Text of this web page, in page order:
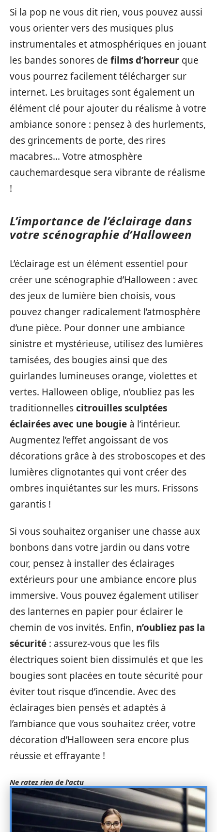
Si la pop ne vous dit rien, vous pouvez aussi
vous orienter vers des musiques plus
instrumentales et atmosphériques en jouant
les bandes sonores de films d’horreur que
vous pourrez facilement télécharger sur
internet. Les bruitages sont également un
élément clé pour ajouter du réalisme à votre
ambiance sonore : pensez à des hurlements,
des grincements de porte, des rires
macabres… Votre atmosphère
cauchemardesque sera vibrante de réalisme
!
L’importance de l’éclairage dans
votre scénographie d’Halloween
L’éclairage est un élément essentiel pour
créer une scénographie d’Halloween : avec
des jeux de lumière bien choisis, vous
pouvez changer radicalement l’atmosphère
d’une pièce. Pour donner une ambiance
sinistre et mystérieuse, utilisez des lumières
tamisées, des bougies ainsi que des
guirlandes lumineuses orange, violettes et
vertes. Halloween oblige, n’oubliez pas les
traditionnellescitrouilles sculptées
éclairées avec une bougie à l’intérieur.
Augmentez l’effet angoissant de vos
décorations grâce à des stroboscopes et des
lumières clignotantes qui vont créer des
ombres inquiétantes sur les murs. Frissons
garantis !
Si vous souhaitez organiser une chasse aux
bonbons dans votre jardin ou dans votre
cour, pensez à installer des éclairages
extérieurs pour une ambiance encore plus
immersive. Vous pouvez également utiliser
des lanternes en papier pour éclairer le
chemin de vos invités. Enfin, n’oubliez pas la
sécurité : assurez-vous que les fils
électriques soient bien dissimulés et que les
bougies sont placées en toute sécurité pour
éviter tout risque d’incendie. Avec des
éclairages bien pensés et adaptés à
l’ambiance que vous souhaitez créer, votre
décoration d’Halloween sera encore plus
réussie et effrayante !
Ne ratez rien de l'actu